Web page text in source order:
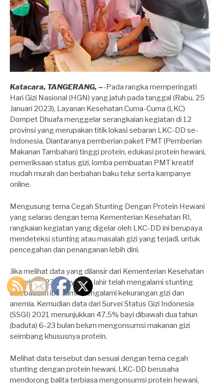
Katacara, TANGERANG, –-Pada rangka memperingati
Hari Gizi Nasional (HGN) yang jatuh pada tanggal (Rabu, 25
Januari 2023), Layanan Kesehatan Cuma-Cuma (LKC)
Dompet Dhuafa menggelar serangkaian kegiatan di 12
provinsi yang merupakan titik lokasi sebaran LKC-DD se-
Indonesia. Diantaranya pemberian paket PMT (Pemberian
Makanan Tambahan) tinggi protein, edukasi protein hewani,
pemeriksaan status gizi, lomba pembuatan PMT kreatif
mudah murah dan berbahan baku telur serta kampanye
online.
Mengusung tema Cegah Stunting Dengan Protein Hewani
yang selaras dengan tema Kementerian Kesehatan RI,
rangkaian kegiatan yang digelar oleh LKC-DD ini berupaya
mendeteksi stunting atau masalah gizi yang terjadi, untuk
pencegahan dan penanganan lebih dini.
Jika melihat data yang dilansir dari Kementerian Kesehatan
RI, sekitar 23% bayi baru lahir telah mengalami stunting
disebabkan ibu hamil mengalami kekurangan gizi dan
anemia. Kemudian data dari Survei Status Gizi Indonesia
(SSGI) 2021 menunjukkan 47,5% bayi dibawah dua tahun
(baduta) 6-23 bulan belum mengonsumsi makanan gizi
seimbang khususnya protein.
Melihat data tersebut dan sesuai dengan tema cegah
stunting dengan protein hewani, LKC-DD berusaha
mendorong balita terbiasa mengonsumsi protein hewani,